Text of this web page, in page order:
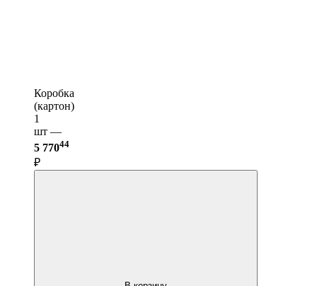
Коробка
(картон)
1
шт —
5 77044
₽